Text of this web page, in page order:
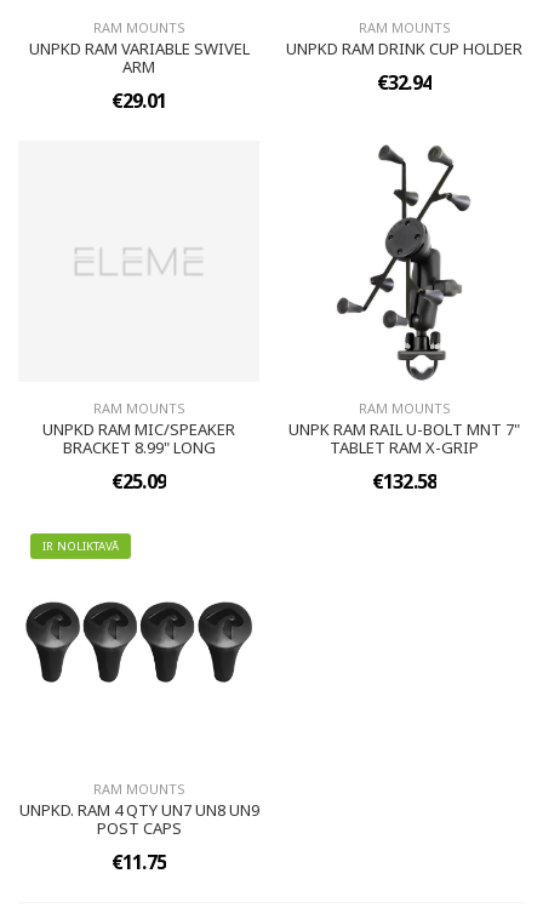
RAM MOUNTS
UNPKD RAM VARIABLE SWIVEL
ARM
€29.01
RAM MOUNTS
UNPKD RAM DRINK CUP HOLDER
€32.94
RAM MOUNTS
UNPKD RAM MIC/SPEAKER
BRACKET 8.99" LONG
€25.09
RAM MOUNTS
UNPK RAM RAIL U-BOLT MNT 7"
TABLET RAM X-GRIP
€132.58
IR NOLIKTAVĀ
RAM MOUNTS
UNPKD. RAM 4 QTY UN7 UN8 UN9
POST CAPS
€11.75